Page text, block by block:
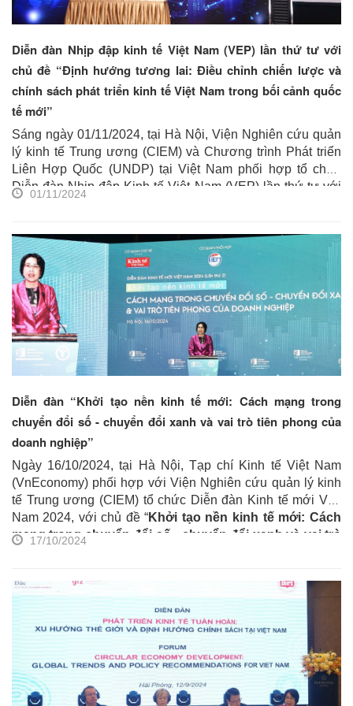
Diễn đàn Nhịp đập kinh tế Việt Nam (VEP) lần thứ tư với
chủ đề “Định hướng tương lai: Điều chỉnh chiến lược và
chính sách phát triển kinh tế Việt Nam trong bối cảnh quốc
tế mới”
Sáng ngày 01/11/2024, tại Hà Nội, Viện Nghiên cứu quản
lý kinh tế Trung ương (CIEM) và Chương trình Phát triển
Liên Hợp Quốc (UNDP) tại Việt Nam phối hợp tổ chức
Diễn đàn Nhịp đập Kinh tế Việt Nam (VEP) lần thứ tư với
tế mới”. TS. Trần Thị Hồng Minh, Viện trưởng CIEM và bà
Ramla Khalidi, Trưởng Đại diện thường trú UNDP tại Việt
Nam đồng chủ trì Diễn đàn. Tham dự Diễn đàn có các nhà
lãnh đạo và chuyên gia đại diện một số bộ, ngành Trung
ương, Đại sứ quán tại Việt Nam, khối nghiên cứu, doanh
nghiệp, hiệp hội doanh nghiệp và cơ quan truyền thông
đến đưa tin.
01/11/2024
Diễn đàn “Khởi tạo nền kinh tế mới: Cách mạng trong
chuyển đổi số - chuyển đổi xanh và vai trò tiên phong của
doanh nghiệp”
Ngày 16/10/2024, tại Hà Nội, Tạp chí Kinh tế Việt Nam
(VnEconomy) phối hợp với Viện Nghiên cứu quản lý kinh
tế Trung ương (CIEM) tổ chức Diễn đàn Kinh tế mới Việt
Nam 2024, với chủ đề “Khởi tạo nền kinh tế mới: Cách
mạng trong chuyển đổi số - chuyển đổi xanh và vai trò
Chủ nhiệm Ủy ban Khoa học Công nghệ và Môi trường
của Quốc hội; PGS.TS. Nguyễn Hồng Sơn, Phó trưởng
Ban Kinh tế Trung ương; TS. Trần Thị Hồng Minh, Viện
trưởng CIEM; Ông Nguyễn Hoa Cương, Phó Viện trưởng
CIEM; đại diện lãnh đạo Ủy ban Kinh tế, Ủy ban Tài chính -
Ngân sách của Quốc hội; đại diện các Bộ, các chuyên gia
kinh tế trong và ngoài nước, các đại sứ quán, các Hiệp hội
17/10/2024